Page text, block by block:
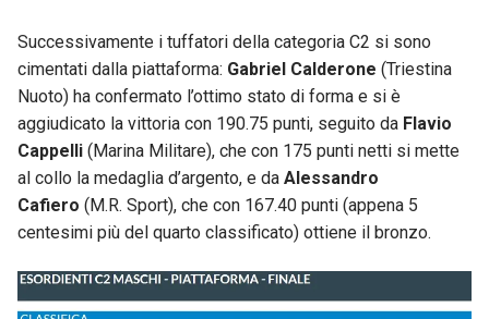
Successivamente i tuffatori della categoria C2 si sono
cimentati dalla piattaforma: Gabriel Calderone (Triestina
Nuoto) ha confermato l’ottimo stato di forma e si è
aggiudicato la vittoria con 190.75 punti, seguito da Flavio
Cappelli (Marina Militare), che con 175 punti netti si mette
al collo la medaglia d’argento, e da Alessandro
Cafiero (M.R. Sport), che con 167.40 punti (appena 5
centesimi più del quarto classificato) ottiene il bronzo.